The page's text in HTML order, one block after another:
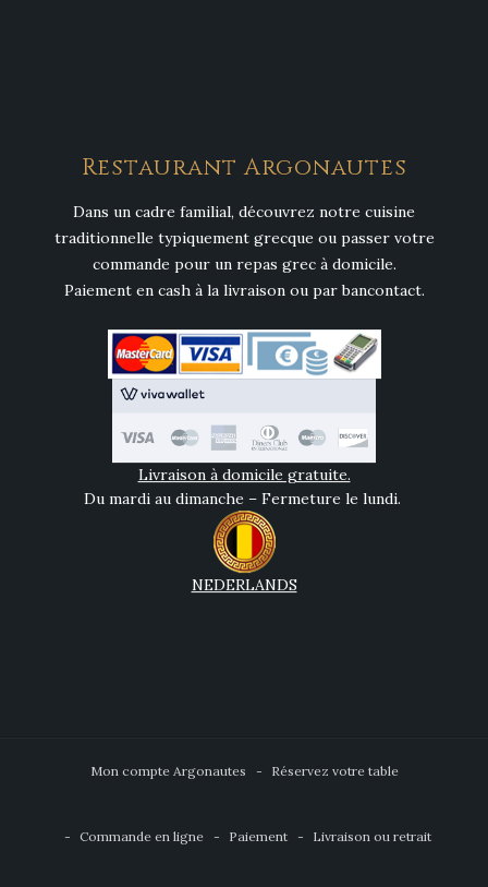
Restaurant Argonautes
Dans un cadre familial, découvrez notre cuisine
traditionnelle typiquement grecque ou passer votre
commande pour un repas grec à domicile.
Paiement en cash à la livraison ou par bancontact.
Livraison à domicile gratuite.
Du mardi au dimanche – Fermeture le lundi.
NEDERLANDS
Mon compte Argonautes Réservez votre table
Commande en ligne Paiement Livraison ou retrait